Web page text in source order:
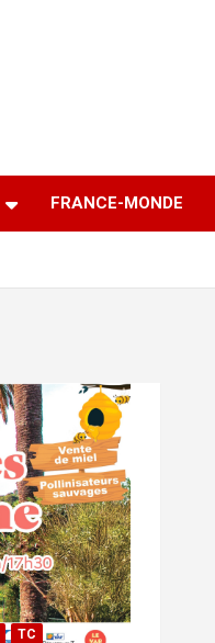
FRANCE-MONDE
TC